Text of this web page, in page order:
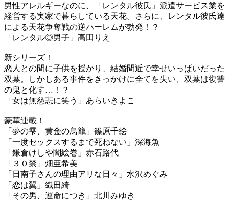
男性アレルギーなのに、「レンタル彼氏」派遣サービス業を
経営する実家で暮らしている天花。さらに、レンタル彼氏達
による天花争奪戦の逆ハーレムが勃発！？
「レンタル◎男子」高田りえ
新シリーズ！
恋人との間に子供を授かり、結婚間近で幸せいっぱいだった
双葉。しかしある事件をきっかけに全てを失い、双葉は復讐
の鬼と化す…！？
「女は無慈悲に笑う」あらいきよこ
豪華連載！
「夢の雫、黄金の鳥籠」篠原千絵
「一度セックスするまで死ねない」深海魚
「鎌倉けしや闇絵巻」赤石路代
「３０禁」畑亜希美
「日南子さんの理由アリな日々」水沢めぐみ
「恋は翼」織田綺
「その男、運命につき」北川みゆき